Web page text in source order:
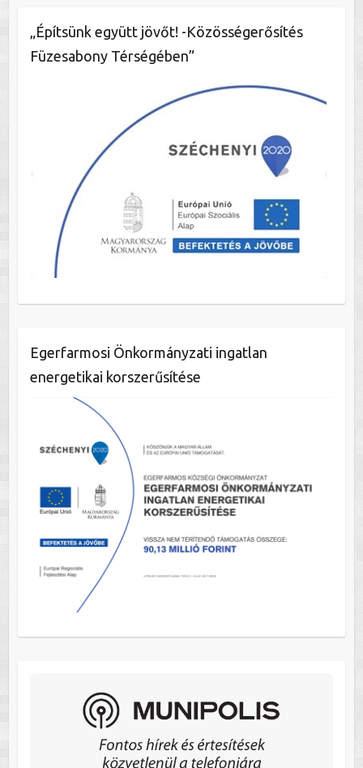
„Építsünk együtt jövőt! -Közösségerősítés
Füzesabony Térségében”
Egerfarmosi Önkormányzati ingatlan
energetikai korszerűsítése